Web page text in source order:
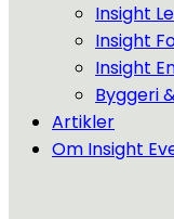
Insight
Insight
Insight
Byggeri
Artikler
Om Insight